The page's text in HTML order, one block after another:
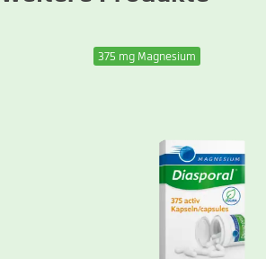
375 mg Magnesium